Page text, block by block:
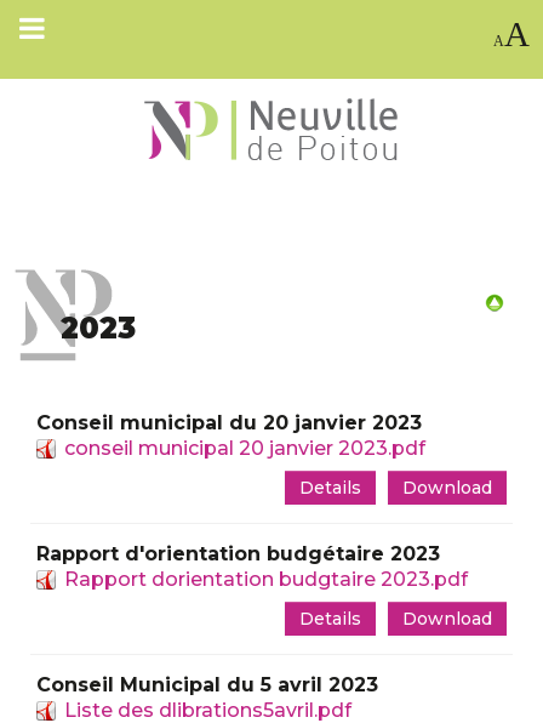
AA
2023
Conseil municipal du 20 janvier 2023
conseil municipal 20 janvier 2023.pdf
Download
Details
Rapport d'orientation budgétaire 2023
Rapport dorientation budgtaire 2023.pdf
Download
Details
Conseil Municipal du 5 avril 2023
Liste des dlibrations5avril.pdf